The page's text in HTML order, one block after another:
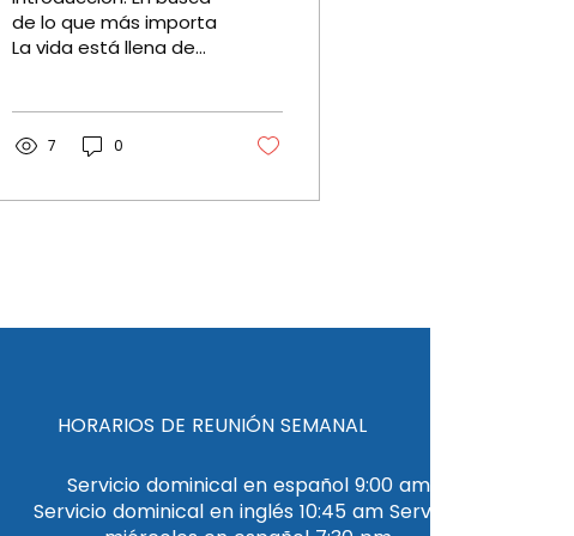
a Jesús con las
manos vacías
de lo que más importa
La vida está llena de
cuando las...
7 0
HORARIOS DE REUNIÓN SEMANAL
Servicio dominical en español 9:00 am
Servicio dominical en inglés 10:45 am Servicio